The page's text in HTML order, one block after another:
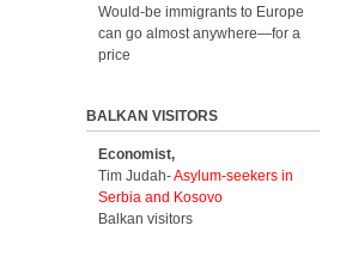
Would-be immigrants to Europe
can go almost anywhere—for a
price
BALKAN VISITORS
Economist,
Tim Judah-Asylum-seekers in
Serbia and Kosovo
Balkan visitors